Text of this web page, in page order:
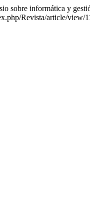
sobre informática y
Revista/article/view/